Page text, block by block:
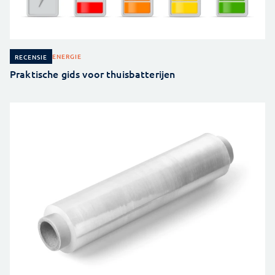
RECENSIE ENERGIE
Praktische gids voor thuisbatterijen